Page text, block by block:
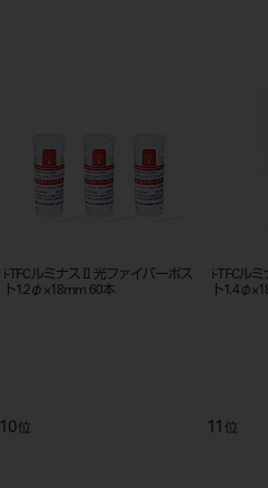
i-TFCルミナスⅡ光ファイバーポス
ト1.2φ×18mm 60本
i-TFCル
ト
10位 11 位